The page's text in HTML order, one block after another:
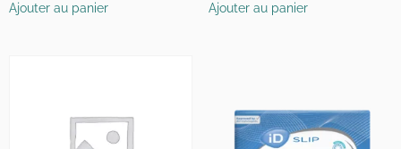
Ajouter au panier Ajouter au panier